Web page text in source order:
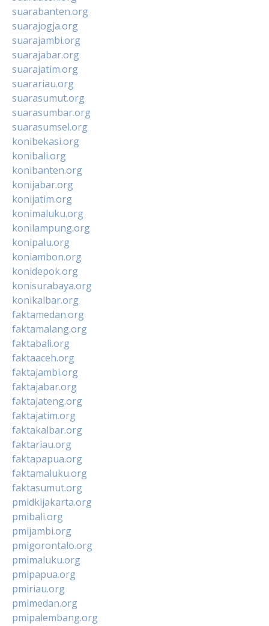
suarabanten.org
suarajogja.org
suarajambi.org
suarajabar.org
suarajatim.org
suarariau.org
suarasumut.org
suarasumbar.org
suarasumsel.org
konibekasi.org
konibali.org
konibanten.org
konijabar.org
konijatim.org
konimaluku.org
konilampung.org
konipalu.org
koniambon.org
konidepok.org
konisurabaya.org
konikalbar.org
faktamedan.org
faktamalang.org
faktabali.org
faktaaceh.org
faktajambi.org
faktajabar.org
faktajateng.org
faktajatim.org
faktakalbar.org
faktariau.org
faktapapua.org
faktamaluku.org
faktasumut.org
pmidkijakarta.org
pmibali.org
pmijambi.org
pmigorontalo.org
pmimaluku.org
pmipapua.org
pmiriau.org
pmimedan.org
pmipalembang.org